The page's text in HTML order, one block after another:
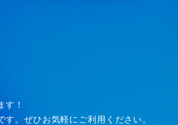
す！
。ぜひお気軽にご利用ください。